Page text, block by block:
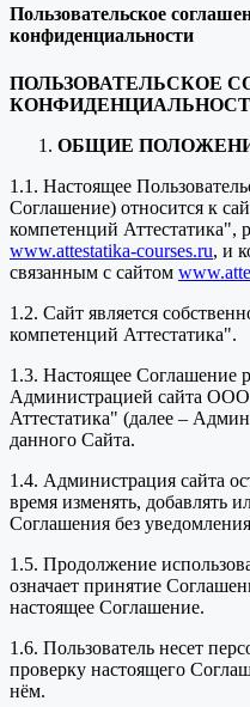
Пользовательское
конфиденциальности
ПОЛЬЗОВАТЕЛЬСКОЕ
ОБЩИЕ
1.1. Настоящее
Соглашение) относится к
компетенций Аттестатика",
www.attestatika-courses.ru, и
связанным с сайтом
1.2. Сайт является
компетенций Аттестатика".
1.3. Настоящее Соглашение
Администрацией сайта
Аттестатика" (далее –
данного Сайта.
1.4. Администрация сайта
время изменять, добавлять
Соглашения без
1.5. Продолжение
означает принятие
настоящее Соглашение.
1.6. Пользователь несет
проверку настоящего
нём.